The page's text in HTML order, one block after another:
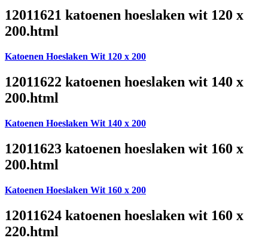
12011621 katoenen hoeslaken wit 120 x
200.html
Katoenen Hoeslaken Wit 120 x 200
12011622 katoenen hoeslaken wit 140 x
200.html
Katoenen Hoeslaken Wit 140 x 200
12011623 katoenen hoeslaken wit 160 x
200.html
Katoenen Hoeslaken Wit 160 x 200
12011624 katoenen hoeslaken wit 160 x
220.html